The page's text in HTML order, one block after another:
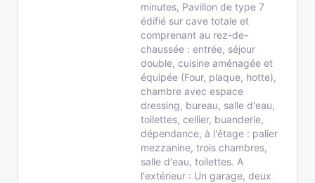
minutes, Pavillon de type 7
édifié sur cave totale et
comprenant au rez-de-
chaussée : entrée, séjour
double, cuisine aménagée et
équipée (Four, plaque, hotte),
chambre avec espace
dressing, bureau, salle d'eau,
toilettes, cellier, buanderie,
dépendance, à l'étage : palier
mezzanine, trois chambres,
salle d'eau, toilettes. A
l'extérieur : Un garage, deux